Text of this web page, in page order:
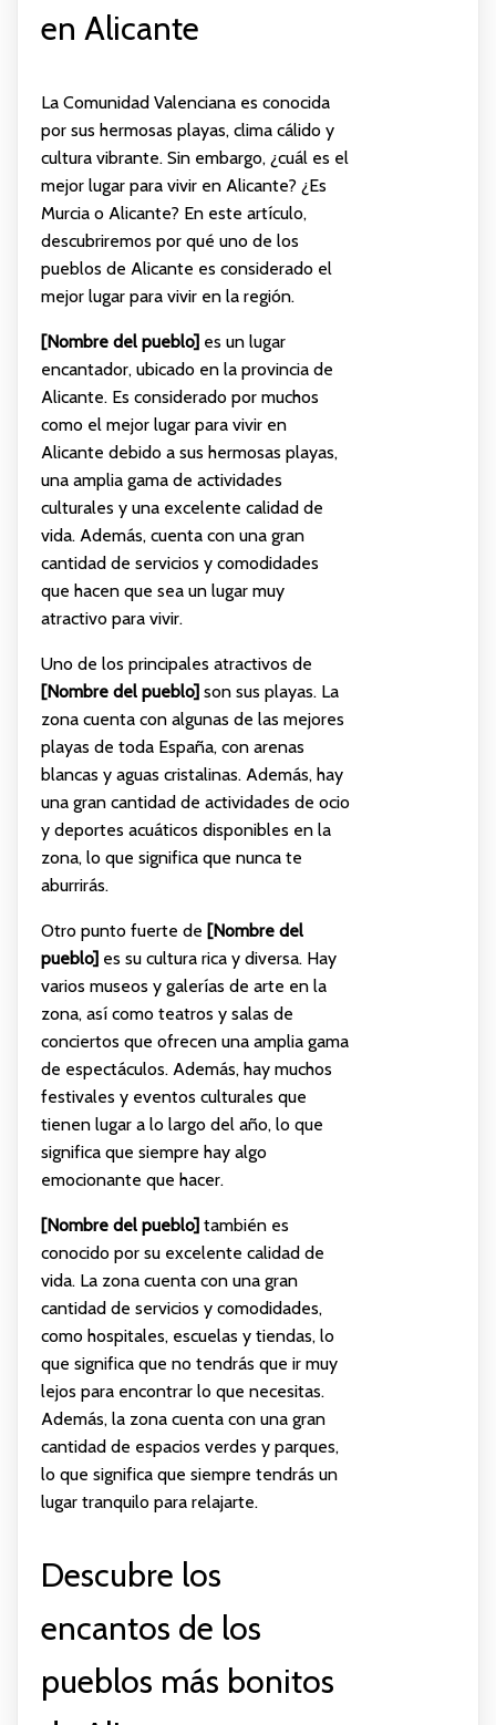
en Alicante
La Comunidad Valenciana es conocida
por sus hermosas playas, clima cálido y
cultura vibrante. Sin embargo, ¿cuál es el
mejor lugar para vivir en Alicante? ¿Es
Murcia o Alicante? En este artículo,
descubriremos por qué uno de los
pueblos de Alicante es considerado el
mejor lugar para vivir en la región.
[Nombre del pueblo]es un lugar
encantador, ubicado en la provincia de
Alicante. Es considerado por muchos
como el mejor lugar para vivir en
Alicante debido a sus hermosas playas,
una amplia gama de actividades
culturales y una excelente calidad de
vida. Además, cuenta con una gran
cantidad de servicios y comodidades
que hacen que sea un lugar muy
atractivo para vivir.
Uno de los principales atractivos de
[Nombre del pueblo]son sus playas. La
zona cuenta con algunas de las mejores
playas de toda España, con arenas
blancas y aguas cristalinas. Además, hay
una gran cantidad de actividades de ocio
y deportes acuáticos disponibles en la
zona, lo que significa que nunca te
aburrirás.
Otro punto fuerte de [Nombre del
pueblo]es su cultura rica y diversa. Hay
varios museos y galerías de arte en la
zona, así como teatros y salas de
conciertos que ofrecen una amplia gama
de espectáculos. Además, hay muchos
festivales y eventos culturales que
tienen lugar a lo largo del año, lo que
significa que siempre hay algo
emocionante que hacer.
[Nombre del pueblo]también es
conocido por su excelente calidad de
vida. La zona cuenta con una gran
cantidad de servicios y comodidades,
como hospitales, escuelas y tiendas, lo
que significa que no tendrás que ir muy
lejos para encontrar lo que necesitas.
Además, la zona cuenta con una gran
cantidad de espacios verdes y parques,
lo que significa que siempre tendrás un
lugar tranquilo para relajarte.
Descubre los
encantos de los
pueblos más bonitos